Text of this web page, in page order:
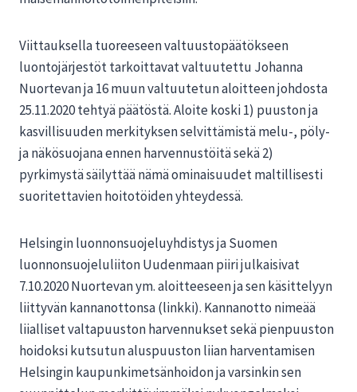
Viittauksella tuoreeseen valtuustopäätökseen
luontojärjestöt tarkoittavat valtuutettu Johanna
Nuortevan ja 16 muun valtuutetun aloitteen johdosta
25.11.2020 tehtyä päätöstä. Aloite koski 1) puuston ja
kasvillisuuden merkityksen selvittämistä melu-, pöly-
ja näkösuojana ennen harvennustöitä sekä 2)
pyrkimystä säilyttää nämä ominaisuudet maltillisesti
suoritettavien hoitotöiden yhteydessä.
Helsingin luonnonsuojeluyhdistys ja Suomen
luonnonsuojeluliiton Uudenmaan piiri julkaisivat
7.10.2020 Nuortevan ym. aloitteeseen ja sen käsittelyyn
liittyvän kannanottonsa (linkki). Kannanotto nimeää
liialliset valtapuuston harvennukset sekä pienpuuston
hoidoksi kutsutun aluspuuston liian harventamisen
Helsingin kaupunkimetsänhoidon ja varsinkin sen